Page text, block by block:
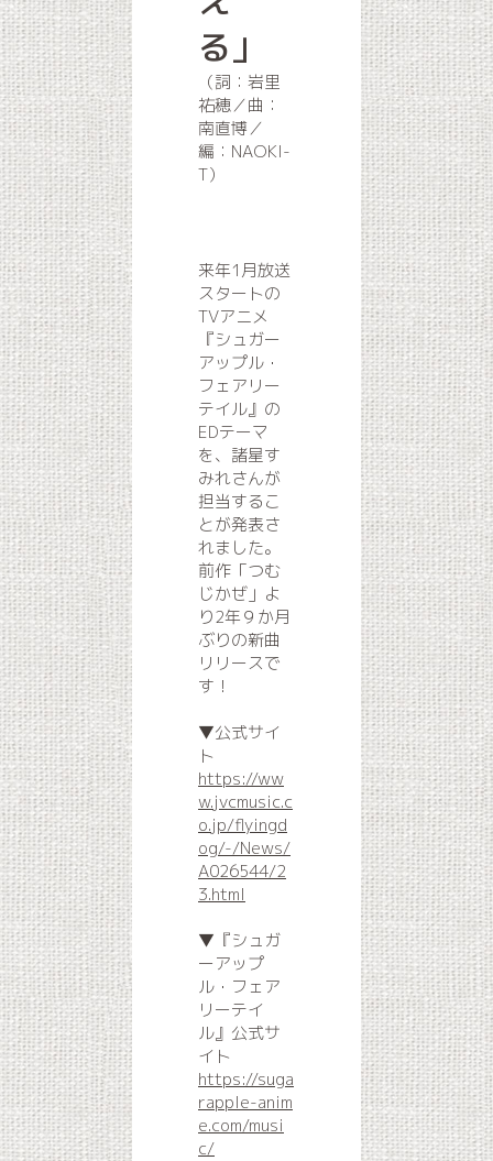
る」
（詞：岩里
祐穂／曲：
南直博／
編：NAOKI-
T）
来年1月放送
スタートの
TVアニメ
『シュガー
アップル・
フェアリー
テイル』の
EDテーマ
を、諸星す
みれさんが
担当するこ
とが発表さ
れました。
前作「つむ
じかぜ」よ
り2年９か月
ぶりの新曲
リリースで
す！
▼公式サイ
ト
https://ww
w.jvcmusic.c
o.jp/flyingd
og/-/News/
A026544/2
3.html
▼『シュガ
ーアップ
ル・フェア
リーテイ
ル』公式サ
イト
https://suga
rapple-anim
e.com/musi
c/